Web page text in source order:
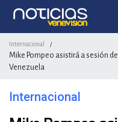
Internacional /
Mike Pompeo asistirá a sesión
Venezuela
Internacional